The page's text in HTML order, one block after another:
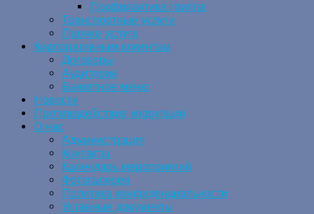
Профилактика гриппа
Транспортные услуги
Прочие услуги
Корпоративным клиентам
Договоры
Аудитории
Банкетное меню
Новости
Противодействие коррупции
О нас
Администрация
Контакты
Календарь мероприятий
Фотогалерея
Политика конфиденциальности
Уставные документы